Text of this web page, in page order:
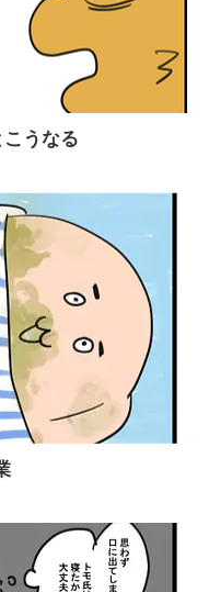
うなる